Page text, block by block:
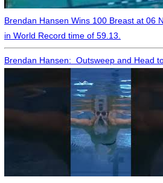
Brendan Hansen Wins 100 Breast at 06
in World Record time of 59.13.
Brendan Hansen: Outsweep and Head